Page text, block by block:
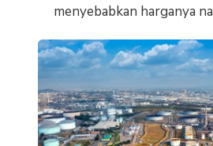
menyebabkan harganya